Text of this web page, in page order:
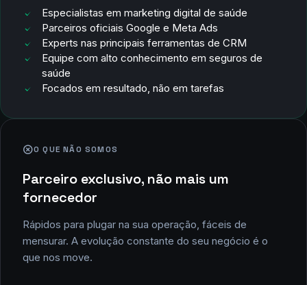
Especialistas em marketing digital de saúde
Parceiros oficiais Google e Meta Ads
Experts nas principais ferramentas de CRM
Equipe com alto conhecimento em seguros de
saúde
Focados em resultado, não em tarefas
O QUE NÃO SOMOS
Parceiro exclusivo, não mais um
fornecedor
Rápidos para plugar na sua operação, fáceis de
mensurar. A evolução constante do seu negócio é o
que nos move.